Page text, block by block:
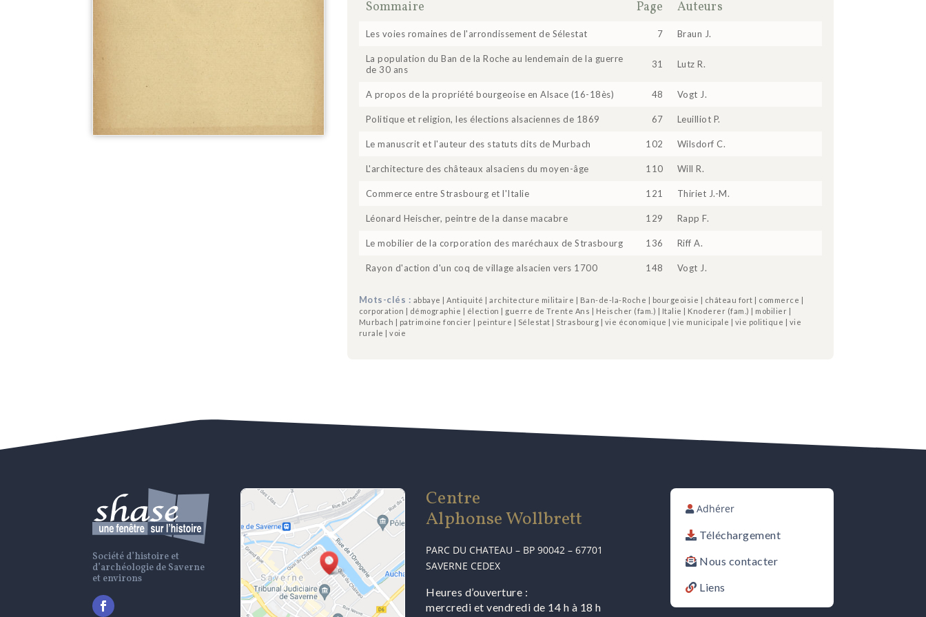
Sommaire Page Auteurs
Les voies romaines de l'arrondissement de Sélestat 7 Braun J.
La population du Ban de la Roche au lendemain de la guerre
de 30 ans
31 Lutz R.
A propos de la propriété bourgeoise en Alsace (16-18ès) 48 Vogt J.
Politique et religion, les élections alsaciennes de 1869 67 Leuilliot P.
Le manuscrit et l'auteur des statuts dits de Murbach 102 Wilsdorf C.
L'architecture des châteaux alsaciens du moyen-âge 110 Will R.
Commerce entre Strasbourg et l'Italie 121 Thiriet J.-M.
Léonard Heischer, peintre de la danse macabre 129 Rapp F.
Le mobilier de la corporation des maréchaux de Strasbourg 136 Riff A.
Rayon d'action d'un coq de village alsacien vers 1700 148 Vogt J.
Mots-clés : abbaye | Antiquité | architecture militaire | Ban-de-la-Roche | bourgeoisie | château fort | commerce |
corporation | démographie | élection | guerre de Trente Ans | Heischer (fam.) | Italie | Knoderer (fam.) | mobilier |
Murbach | patrimoine foncier | peinture | Sélestat | Strasbourg | vie économique | vie municipale | vie politique | vie
rurale | voie
Société d’histoire et
d’archéologie de Saverne
et environs
Centre
Alphonse Wollbrett
PARC DU CHATEAU – BP 90042 – 67701
SAVERNE CEDEX
Heures d’ouverture :
mercredi et vendredi de 14 h à 18 h
Adhérer
Téléchargement
Nous contacter
Liens